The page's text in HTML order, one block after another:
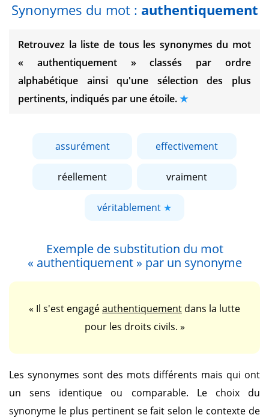
Synonymes du mot : authentiquement
Retrouvez la liste de tous les synonymes du mot
« authentiquement »classés par ordre
alphabétique ainsi qu'une sélection des plus
pertinents, indiqués par une étoile.
assurément effectivement
réellement vraiment
véritablement
Exemple de substitution du mot
« authentiquement » par un synonyme
« Il s'est engagéauthentiquement dans la lutte
pour les droits civils. »
Les synonymes sont des mots différents mais qui ont
un sens identique ou comparable. Le choix du
synonyme le plus pertinent se fait selon le contexte de